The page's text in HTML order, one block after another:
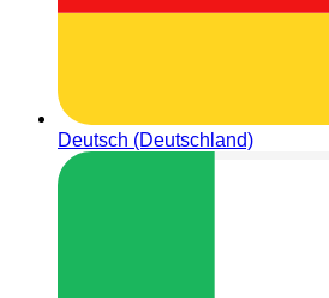
Deutsch (Deutschland)